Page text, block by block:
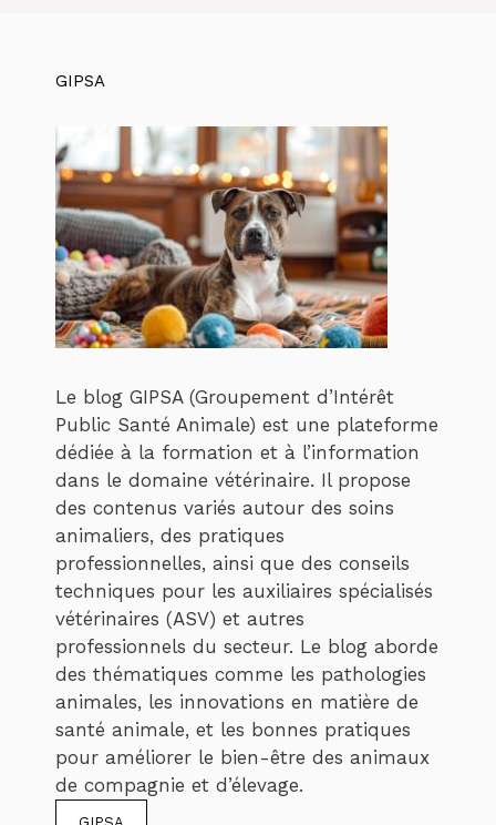
GIPSA
Le blog GIPSA (Groupement d’Intérêt
Public Santé Animale) est une plateforme
dédiée à la formation et à l’information
dans le domaine vétérinaire. Il propose
des contenus variés autour des soins
animaliers, des pratiques
professionnelles, ainsi que des conseils
techniques pour les auxiliaires spécialisés
vétérinaires (ASV) et autres
professionnels du secteur. Le blog aborde
des thématiques comme les pathologies
animales, les innovations en matière de
santé animale, et les bonnes pratiques
pour améliorer le bien-être des animaux
de compagnie et d’élevage.